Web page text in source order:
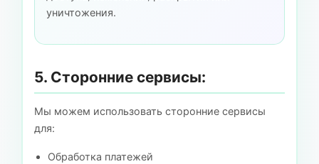
уничтожения.
5. Сторонние сервисы:
Мы можем использовать сторонние сервисы
для:
Обработка платежей